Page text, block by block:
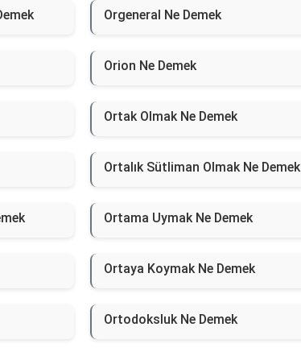
Orgeneral Ne Demek
Orion Ne Demek
Ortak Olmak Ne Demek
Ortalık Sütliman Olmak Ne Demek
Ortama Uymak Ne Demek
Ortaya Koymak Ne Demek
Ortodoksluk Ne Demek